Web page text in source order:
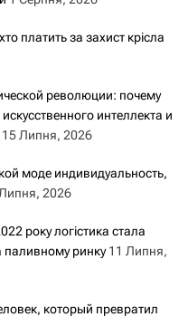
платить за захист крісла
революции: почему
интеллекта и
15 Липня, 2026
моде индивидуальность,
2026
року логістика стала
паливному ринку 11 Липня,
который превратил